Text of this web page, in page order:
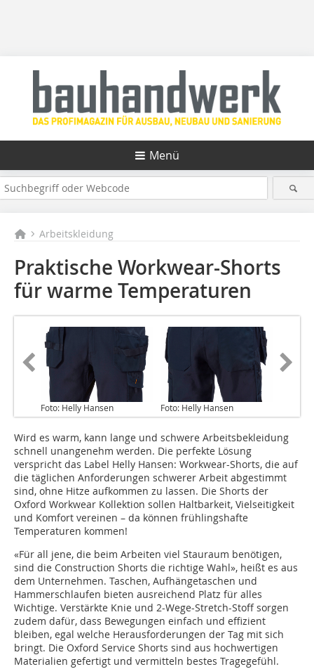
Menü
Arbeitskleidung
Praktische Workwear-Shorts
für warme Temperaturen
Foto: Helly Hansen Foto: Helly Hansen
Wird es warm, kann lange und schwere Arbeitsbekleidung
schnell unangenehm werden. Die perfekte Lösung
verspricht das Label Helly Hansen: Workwear-Shorts, die auf
die täglichen Anforderungen schwerer Arbeit abgestimmt
sind, ohne Hitze aufkommen zu lassen. Die Shorts der
Oxford Workwear Kollektion sollen Haltbarkeit, Vielseitigkeit
und Komfort vereinen – da können frühlingshafte
Temperaturen kommen!
«Für all jene, die beim Arbeiten viel Stauraum benötigen,
sind die Construction Shorts die richtige Wahl», heißt es aus
dem Unternehmen. Taschen, Aufhängetaschen und
Hammerschlaufen bieten ausreichend Platz für alles
Wichtige. Verstärkte Knie und 2-Wege-Stretch-Stoff sorgen
zudem dafür, dass Bewegungen einfach und effizient
bleiben, egal welche Herausforderungen der Tag mit sich
bringt. Die Oxford Service Shorts sind aus hochwertigen
Materialien gefertigt und vermitteln bestes Tragegefühl.